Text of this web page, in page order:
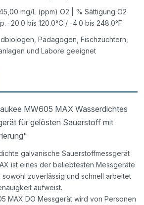
mg/L (ppm) O2 | % Sättigung O2
-20.0 bis 120.0°C / -4.0 bis 248.0°F
Pädagogen, Fischzüchtern,
und Labore geeignet
MW605 MAX Wasserdichtes
für gelösten Sauerstoff mit
galvanische Sauerstoffmessgerät
ist eines der beliebtesten Messgeräte
zuverlässig und schnell arbeitet
aufweist.
MAX DO Messgerät wird von Personen